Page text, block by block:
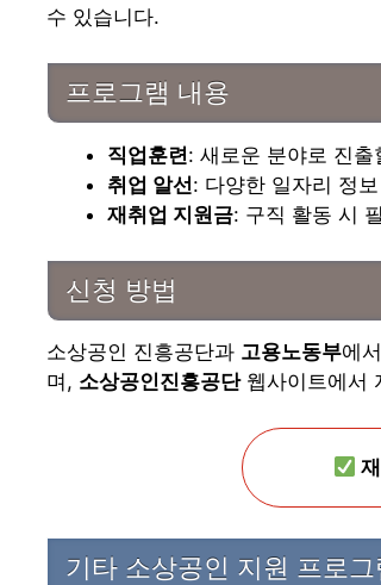
수 있습니다.
프로그램 내용
직업훈련: 새로운 분야로 진
취업 알선: 다양한 일자리 정
재취업 지원금: 구직 활동 시
신청 방법
소상공인 진흥공단과 고용노동부에
며, 소상공인진흥공단웹사이트에서
기타 소상공인 지원 프로그